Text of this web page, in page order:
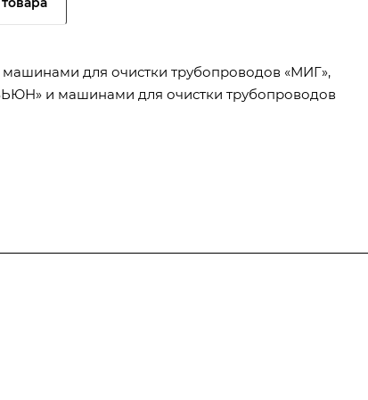
для очистки трубопроводов «МИГ»,
и машинами для очистки трубопроводов